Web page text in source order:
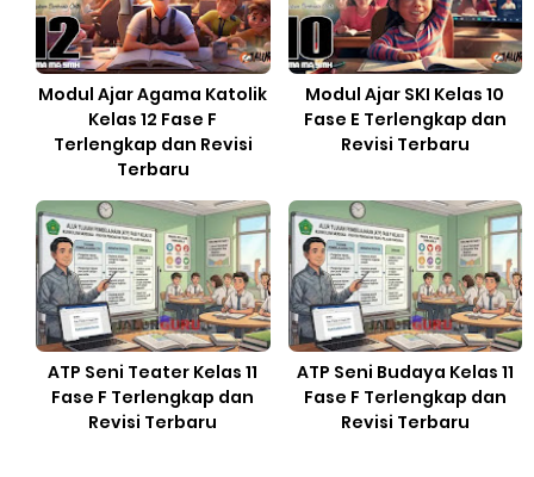
Modul Ajar Agama Katolik
Kelas 12 Fase F
Terlengkap dan Revisi
Terbaru
Modul Ajar SKI Kelas 10
Fase E Terlengkap dan
Revisi Terbaru
ATP Seni Teater Kelas 11
Fase F Terlengkap dan
Revisi Terbaru
ATP Seni Budaya Kelas 11
Fase F Terlengkap dan
Revisi Terbaru